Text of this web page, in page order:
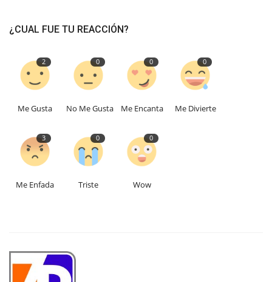
¿CUAL FUE TU REACCIÓN?
2
Me Gusta
0
No Me Gusta
0
Me Encanta
0
Me Divierte
3
Me Enfada
0
Triste
0
Wow